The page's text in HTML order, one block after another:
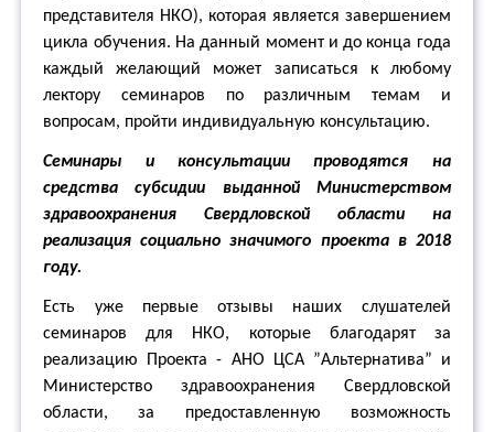
представителя НКО), которая является завершением
цикла обучения. На данный момент и до конца года
каждый желающий может записаться к любому
лектору семинаров по различным темам и
вопросам, пройти индивидуальную консультацию.
Семинары и консультации проводятся на
средства субсидии выданной Министерством
здравоохранения Свердловской области на
реализация социально значимого проекта в 2018
году.
Есть уже первые отзывы наших слушателей
семинаров для НКО, которые благодарят за
реализацию Проекта - АНО ЦСА ”Альтернатива” и
Министерство здравоохранения Свердловской
области, за предоставленную возможность